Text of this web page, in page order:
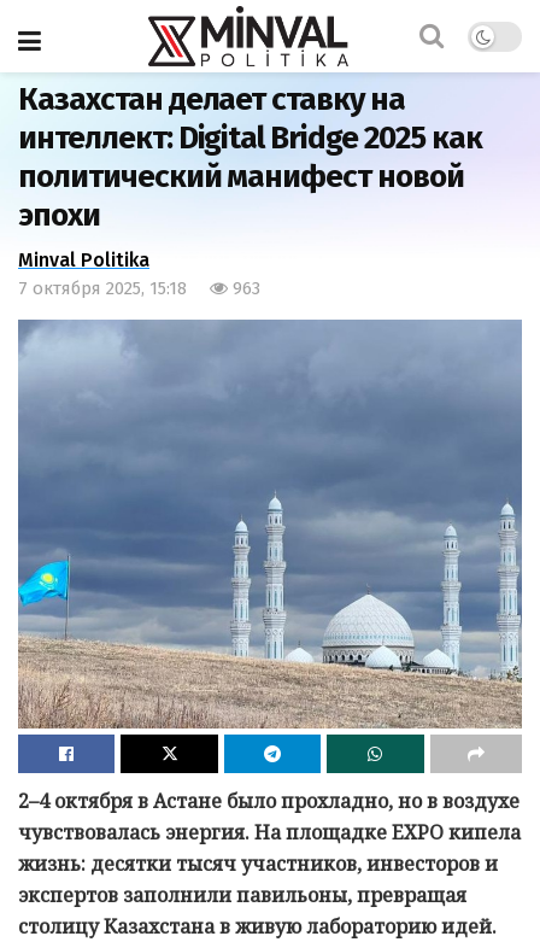
Главная Экономика
Казахстан делает ставку на
интеллект: Digital Bridge 2025 как
политический манифест новой
эпохи
Minval Politika
7 октября 2025, 15:18 963
2–4 октября в Астане было прохладно, но в воздухе
чувствовалась энергия. На площадке EXPO кипела
жизнь: десятки тысяч участников, инвесторов и
экспертов заполнили павильоны, превращая
столицу Казахстана в живую лабораторию идей.